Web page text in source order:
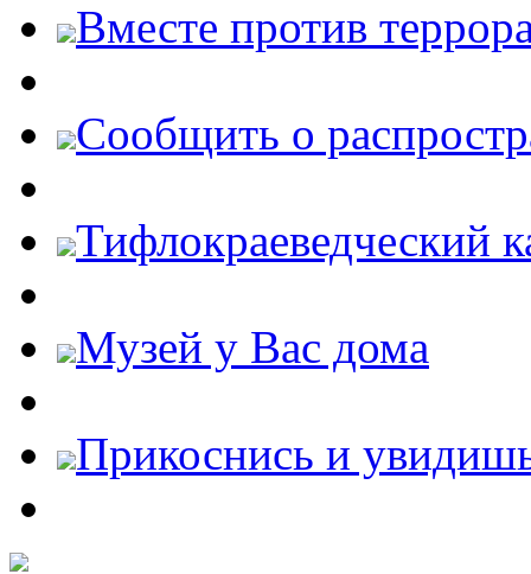
Вместе против
Cообщить о
Тифлокраеведческий
Музей у Вас дома
Прикоснись и